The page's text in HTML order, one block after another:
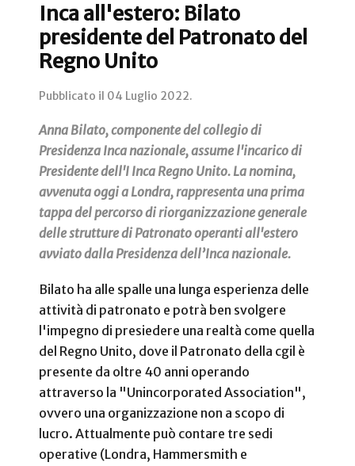
Inca all'estero: Bilato
presidente del Patronato del
Regno Unito
Pubblicato il 04 Luglio 2022.
Anna Bilato, componente del collegio di
Presidenza Inca nazionale, assume l'incarico di
Presidente dell'I Inca Regno Unito. La nomina,
avvenuta oggi a Londra, rappresenta una prima
tappa del percorso di riorganizzazione generale
delle strutture di Patronato operanti all'estero
avviato dalla Presidenza dell’Inca nazionale.
Bilato ha alle spalle una lunga esperienza delle
attività di patronato e potrà ben svolgere
l'impegno di presiedere una realtà come quella
del Regno Unito, dove il Patronato della cgil è
presente da oltre 40 anni operando
attraverso la "Unincorporated Association",
ovvero una organizzazione non a scopo di
lucro. Attualmente può contare tre sedi
operative (Londra, Hammersmith e